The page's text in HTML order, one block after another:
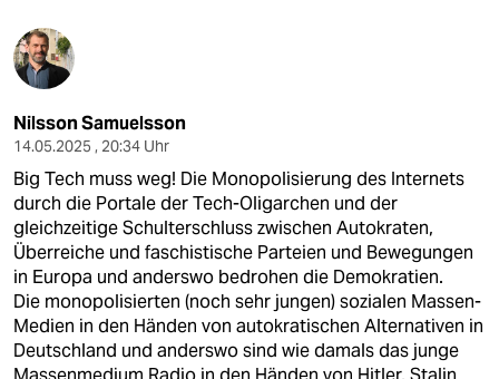
Nilsson Samuelsson
14.05.2025 , 20:34 Uhr
Big Tech muss weg! Die Monopolisierung des Internets
durch die Portale der Tech-Oligarchen und der
gleichzeitige Schulterschluss zwischen Autokraten,
Überreiche und faschistische Parteien und Bewegungen
in Europa und anderswo bedrohen die Demokratien.
Die monopolisierten (noch sehr jungen) sozialen Massen-
Medien in den Händen von autokratischen Alternativen in
Deutschland und anderswo sind wie damals das junge